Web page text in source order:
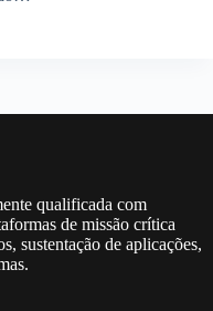
qualificada com
de missão crítica
sustentação de aplicações,